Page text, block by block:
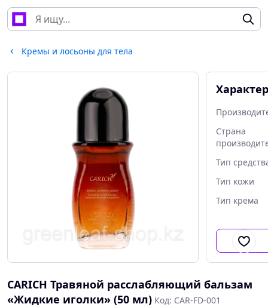
Кремы и лосьоны для тела
Страна
Тип
Тип кожи
Тип крема
CARICH Травяной расслабляющий бальзам
«Жидкие иголки» (50 мл) Код: CAR-FD-001